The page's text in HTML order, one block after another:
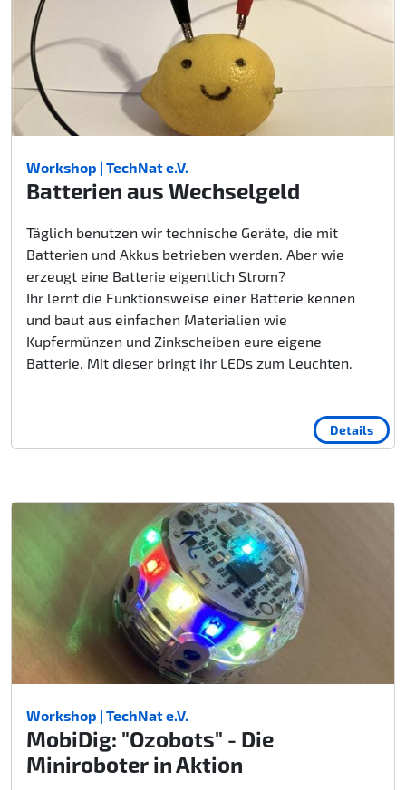
Workshop | TechNat e.V.
Batterien aus Wechselgeld
Täglich benutzen wir technische Geräte, die mit
Batterien und Akkus betrieben werden. Aber wie
erzeugt eine Batterie eigentlich Strom?
Ihr lernt die Funktionsweise einer Batterie kennen
und baut aus einfachen Materialien wie
Kupfermünzen und Zinkscheiben eure eigene
Batterie. Mit dieser bringt ihr LEDs zum Leuchten.
Details
Workshop | TechNat e.V.
MobiDig: "Ozobots" - Die
Miniroboter in Aktion